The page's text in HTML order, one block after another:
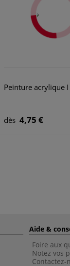
Peinture acrylique
dès 4,75 €
Aide &
Foire aux
Notez vos
Contactez-